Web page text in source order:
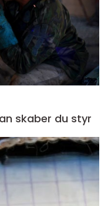
skaber du styr